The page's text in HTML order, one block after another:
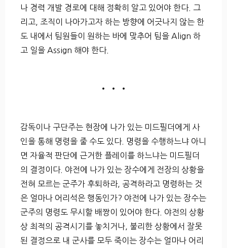
나 경력 개발 경로에 대해 정확히 알고 있어야 한다. 그
리고, 조직이 나아가고자 하는 방향에 어긋나지 않는 한
도 내에서 팀원들이 원하는 바에 맞추어 팀을 Align 하
고 일을 Assign 해야 한다.
• • •
감독이나 구단주는 현장에 나가 있는 미드필더에게 사
인을 통해 명령을 줄 수도 있다. 명령을 수행하느냐 아니
면 자율적 판단에 근거한 플레이를 하느냐는 미드필더
의 결정이다. 야전에 나가 있는 장수에게 전장의 상황을
전혀 모르는 군주가 후퇴하라, 공격하라고 명령하는 것
은 얼마나 어리석은 행동인가? 야전에 나가 있는 장수는
군주의 명령도 무시할 배짱이 있어야 한다. 야전의 상황
상 최적의 공격시기를 놓치거나, 불리한 상황에서 잘못
된 결정으로 내 군사를 모두 죽이는 장수는 얼마나 어리